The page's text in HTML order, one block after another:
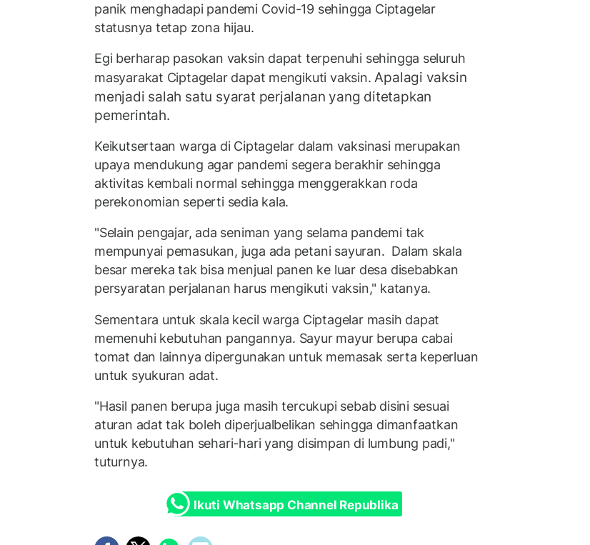
panik menghadapi pandemi Covid-19 sehingga Ciptagelar
statusnya tetap zona hijau.
Egi berharap pasokan vaksin dapat terpenuhi sehingga seluruh
masyarakat Ciptagelar dapat mengikuti vaksin.Apalagi vaksin
menjadi salah satu syarat perjalanan yang ditetapkan
pemerintah.
Keikutsertaan warga di Ciptagelar dalam vaksinasi merupakan
upaya mendukung agar pandemi segera berakhir sehingga
aktivitas kembali normal sehingga menggerakkan roda
perekonomian seperti sedia kala.
"Selain pengajar, ada seniman yang selama pandemi tak
mempunyai pemasukan, juga ada petani sayuran. Dalam skala
besar mereka tak bisa menjual panen ke luar desa disebabkan
persyaratan perjalanan harus mengikuti vaksin," katanya.
Sementara untuk skala kecil warga Ciptagelar masih dapat
memenuhi kebutuhan pangannya. Sayur mayur berupa cabai
tomat dan lainnya dipergunakan untuk memasak serta keperluan
untuk syukuran adat.
"Hasil panen berupa juga masih tercukupi sebab disini sesuai
aturan adat tak boleh diperjualbelikan sehingga dimanfaatkan
untuk kebutuhan sehari-hari yang disimpan di lumbung padi,"
tuturnya.
Ikuti Whatsapp Channel Republika